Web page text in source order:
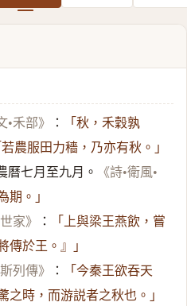
•禾部》 ：
「秋，禾穀孰
若農服田力穡，乃亦有秋。」
曆七月至九月。
《詩•衛風•
期。」
家》 ：
「上與梁王燕飲，嘗
傳於王。』」
列傳》 ：
「今秦王欲吞天
之時，而游説者之秋也。」